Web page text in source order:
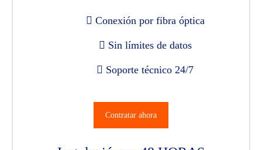
Conexión por fibra óptica
Sin límites de datos
Soporte técnico 24/7
Contratar ahora